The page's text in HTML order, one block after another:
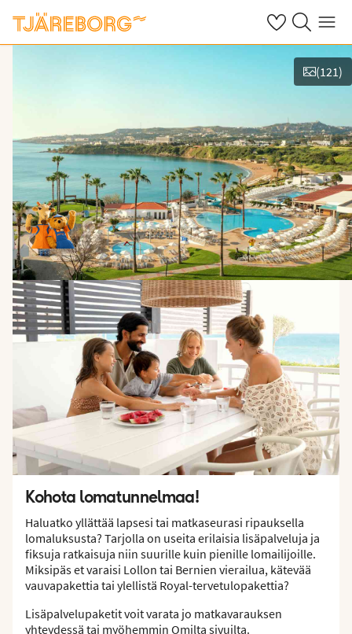
OmatHaku Valikko
Kuvat ja videot
(121)
Kohota lomatunnelmaa!
Haluatko yllättää lapsesi tai matkaseurasi ripauksella
lomaluksusta? Tarjolla on useita erilaisia lisäpalveluja ja
fiksuja ratkaisuja niin suurille kuin pienille lomailijoille.
Miksipäs et varaisi Lollon tai Bernien vierailua, kätevää
vauvapakettia tai ylellistä Royal-tervetulopakettia?
Lisäpalvelupaketit voit varata jo matkavarauksen
yhteydessä tai myöhemmin Omilta sivuilta.